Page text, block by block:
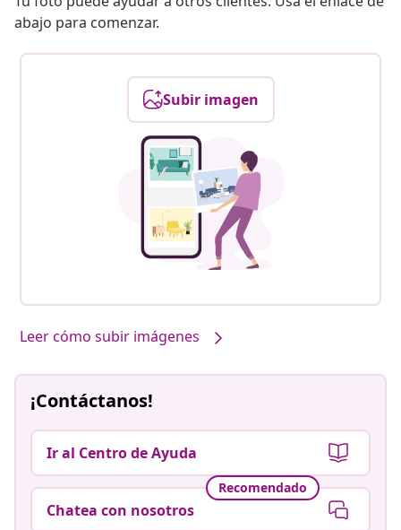
abajo para comenzar.
Subir imagen
Leer cómo subir imágenes
¡Contáctanos!
Ir al Centro de Ayuda
Recomendado
Chatea con nosotros